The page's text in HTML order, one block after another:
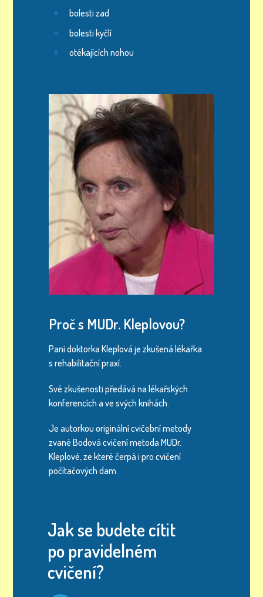
bolesti zad
bolesti kyčlí
otékajících nohou
Proč s MUDr. Kleplovou?
Paní doktorka Kleplová je zkušená lékařka
s rehabilitační praxí.
Své zkušenosti předává na lékařských
konferencích a ve svých knihách.
Je autorkou originální cvičební metody
zvané Bodová cvičení metoda MUDr.
Kleplové, ze které čerpá i pro cvičení
počítačových dam.
Jak se budete cítit
po pravidelném
cvičení?